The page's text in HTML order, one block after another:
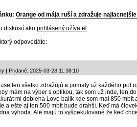
Orange od mája ruší a zdražuje
diskusií ako prihlásený užívateľ.
odpovedáte:
| Pridané: 2025-03-28 11:38:10
len všetko zdražujú a pomaly už každého pol
mám na výber s optikou, tak som už inde, len
mi dobieha Love balík kde som mal 850 mbit
a ešte aj ten 500 mbit bude drahší. Keď má
výhoda. Ale majú to vyšpekulované že keď